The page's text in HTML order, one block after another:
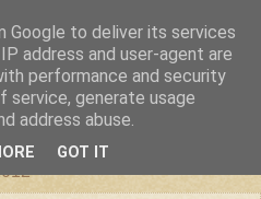
para soñar
Google to deliver its services
address and user-agent are
performance and security
generate usage
address abuse.
GOT IT